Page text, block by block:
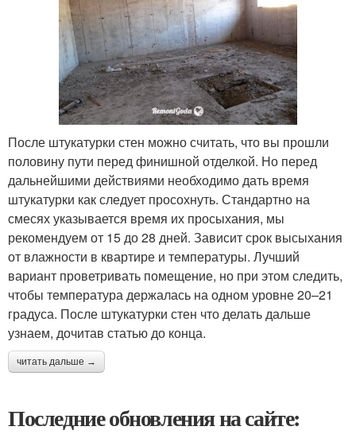
После штукатурки стен можно считать, что вы прошли
половину пути перед финишной отделкой. Но перед
дальнейшими действиями необходимо дать время
штукатурки как следует просохнуть. Стандартно на
смесях указывается время их просыхания, мы
рекомендуем от 15 до 28 дней. Зависит срок высыхания
от влажности в квартире и температуры. Лучший
вариант проветривать помещение, но при этом следить,
чтобы температура держалась на одном уровне 20–21
градуса. После штукатурки стен что делать дальше
узнаем, дочитав статью до конца.
читать дальше →
Последние обновления на сайте: